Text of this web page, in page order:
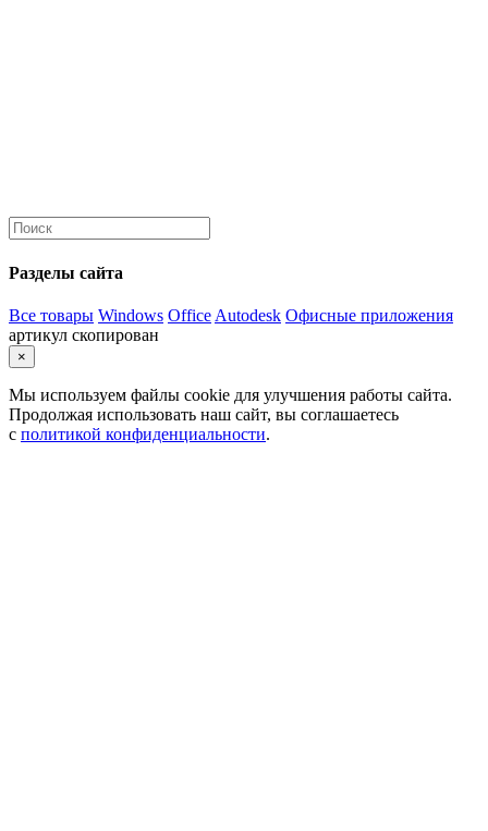
Разделы сайта
Все товары Windows Office Autodesk Офисные приложения
артикул скопирован
×
Мы используем файлы cookie для улучшения работы сайта.
Продолжая использовать наш сайт, вы соглашаетесь
с политикой конфиденциальности.